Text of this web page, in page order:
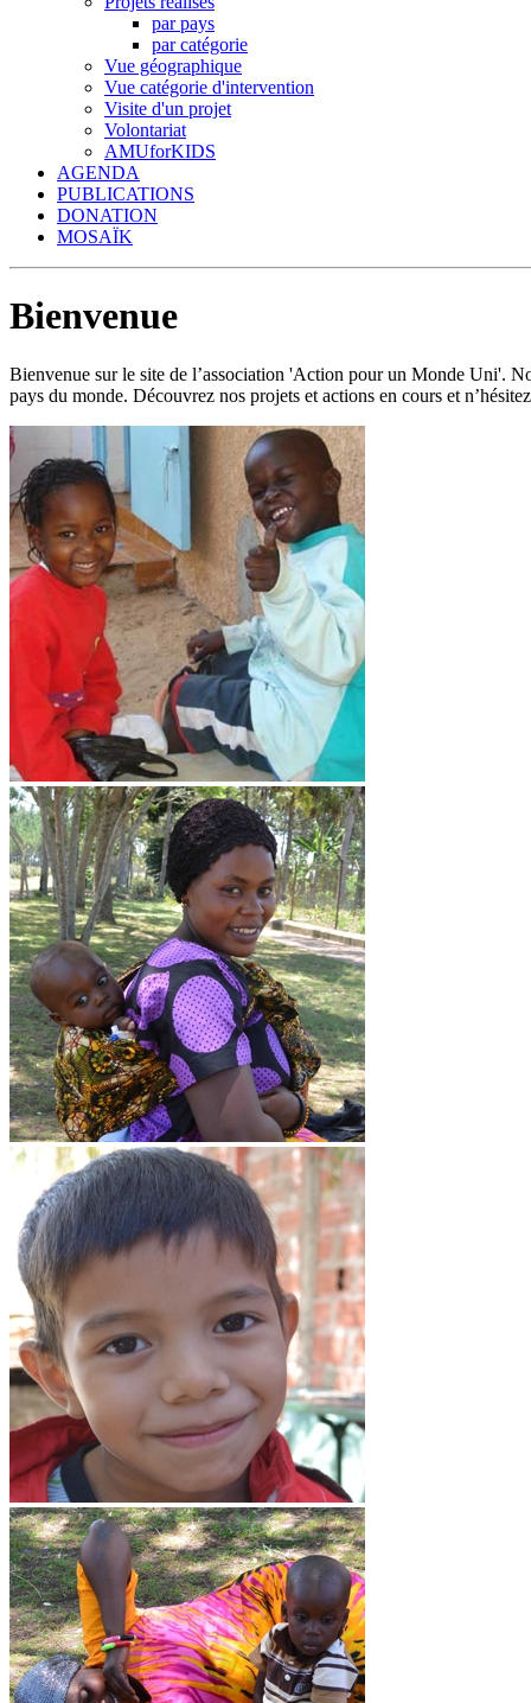
par pays
par catégorie
Vue géographique
Vue catégorie d'intervention
Visite d'un projet
Volontariat
AMUforKIDS
AGENDA
PUBLICATIONS
DONATION
MOSAÏK
Bienvenue
Bienvenue sur le site de l’association 'Action pour un Monde Uni'.
pays du monde. Découvrez nos projets et actions en cours et